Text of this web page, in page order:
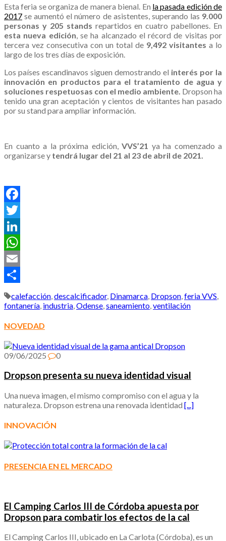
Esta feria se organiza de manera bienal. En la pasada edición de
2017 se aumentó el número de asistentes, superando las 9.000
personas y 205 stands repartidos en cuatro pabellones. En
esta nueva edición, se ha alcanzado el récord de visitas por
tercera vez consecutiva con un total de 9,492 visitantes a lo
largo de los tres días de exposición.
Los países escandinavos siguen demostrando el interés por la
innovación en productos para el tratamiento de agua y
soluciones respetuosas con el medio ambiente. Dropson ha
tenido una gran aceptación y cientos de visitantes han pasado
por su stand para ampliar información.
En cuanto a la próxima edición, VVS’21 ya ha comenzado a
organizarse y tendrá lugar del 21 al 23 de abril de 2021.
Facebook
Twitter
LinkedIn
WhatsApp
Email
Compartir
calefacción,descalcificador, Dinamarca, Dropson,feria VVS,
fontanería, industria,Odense,saneamiento,ventilación
NOVEDAD
09/06/2025 0
Dropson presenta su nueva identidad visual
Una nueva imagen, el mismo compromiso con el agua y la
naturaleza. Dropson estrena una renovada identidad [...]
INNOVACIÓN
PRESENCIA EN EL MERCADO
El Camping Carlos III de Córdoba apuesta por
Dropson para combatir los efectos de la cal
El Camping Carlos III, ubicado en La Carlota (Córdoba), es un